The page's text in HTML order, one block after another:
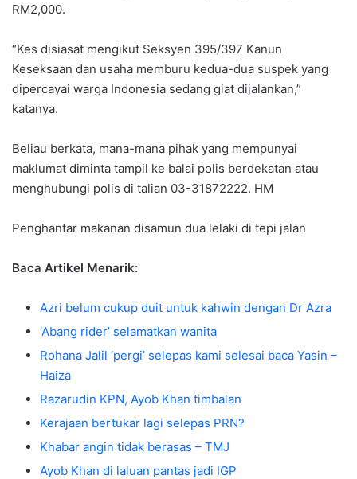
RM2,000.
“Kes disiasat mengikut Seksyen 395/397 Kanun
Keseksaan dan usaha memburu kedua-dua suspek yang
dipercayai warga Indonesia sedang giat dijalankan,”
katanya.
Beliau berkata, mana-mana pihak yang mempunyai
maklumat diminta tampil ke balai polis berdekatan atau
menghubungi polis di talian 03-31872222. HM
Penghantar makanan disamun dua lelaki di tepi jalan
Baca Artikel Menarik:
Azri belum cukup duit untuk kahwin dengan Dr Azra
‘Abang rider’ selamatkan wanita
Rohana Jalil ‘pergi’ selepas kami selesai baca Yasin –
Haiza
Razarudin KPN, Ayob Khan timbalan
Kerajaan bertukar lagi selepas PRN?
Khabar angin tidak berasas – TMJ
Ayob Khan di laluan pantas jadi IGP